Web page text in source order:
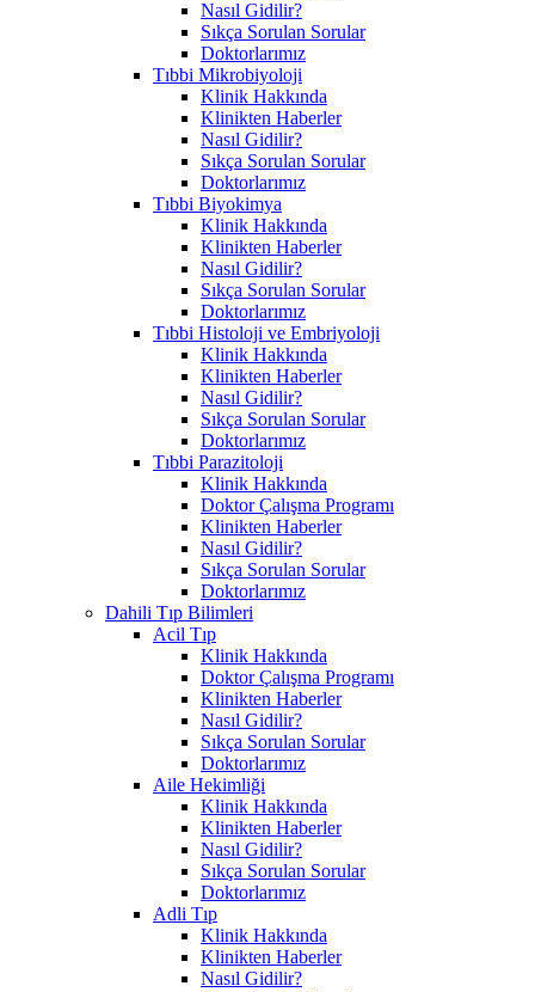
Nasıl Gidilir?
Sıkça Sorulan Sorular
Doktorlarımız
Tıbbi Mikrobiyoloji
Klinik Hakkında
Klinikten Haberler
Nasıl Gidilir?
Sıkça Sorulan Sorular
Doktorlarımız
Tıbbi Biyokimya
Klinik Hakkında
Klinikten Haberler
Nasıl Gidilir?
Sıkça Sorulan Sorular
Doktorlarımız
Tıbbi Histoloji ve Embriyoloji
Klinik Hakkında
Klinikten Haberler
Nasıl Gidilir?
Sıkça Sorulan Sorular
Doktorlarımız
Tıbbi Parazitoloji
Klinik Hakkında
Doktor Çalışma Programı
Klinikten Haberler
Nasıl Gidilir?
Sıkça Sorulan Sorular
Doktorlarımız
Dahili Tıp Bilimleri
Acil Tıp
Klinik Hakkında
Doktor Çalışma Programı
Klinikten Haberler
Nasıl Gidilir?
Sıkça Sorulan Sorular
Doktorlarımız
Aile Hekimliği
Klinik Hakkında
Klinikten Haberler
Nasıl Gidilir?
Sıkça Sorulan Sorular
Doktorlarımız
Adli Tıp
Klinik Hakkında
Klinikten Haberler
Nasıl Gidilir?